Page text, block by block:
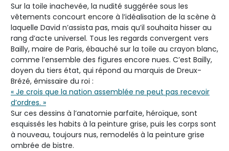
Sur la toile inachevée, la nudité suggérée sous les
vêtements concourt encore à l’idéalisation de la scène à
laquelle David n’assista pas, mais qu’il souhaita hisser au
rang d’acte universel. Tous les regards convergent vers
Bailly, maire de Paris, ébauché sur la toile au crayon blanc,
comme l’ensemble des figures encore nues. C’est Bailly,
doyen du tiers état, qui répond au marquis de Dreux-
Brézé, émissaire du roi :
« Je crois que la nation assemblée ne peut pas recevoir
d’ordres. »
Sur ces dessins à l’anatomie parfaite, héroïque, sont
esquissés les habits à la peinture grise, puis les corps sont
à nouveau, toujours nus, remodelés à la peinture grise
ombrée de bistre.